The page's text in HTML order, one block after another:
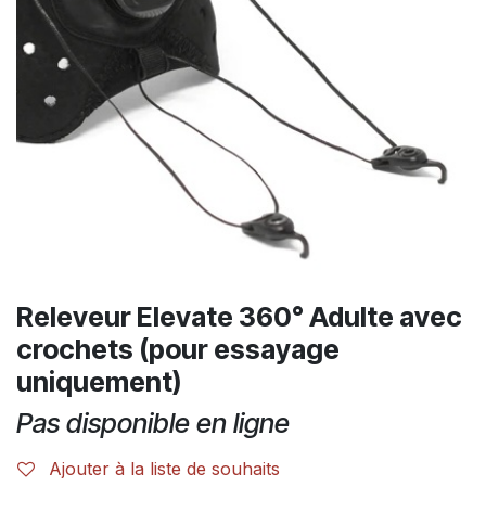
Releveur Elevate 360° Adulte avec
crochets (pour essayage
uniquement)
Pas disponible en ligne
Ajouter à la liste de souhaits